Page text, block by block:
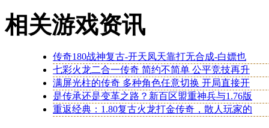
相关游戏资讯
传奇180战神复古-开天凤天靠打无合成-白嫖也
七彩火龙二合一传奇 简约不简单 公平竞技再升
满屏光柱的传奇 多种角色任意切换 开局直接开
是传承还是变革之路？新百区盟重神兵与1.76版
重返经典：1.80复古火龙打金传奇，散人玩家的